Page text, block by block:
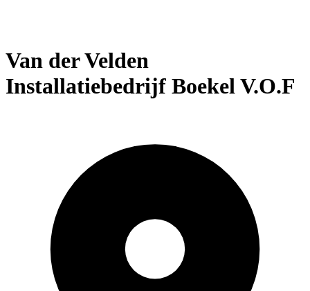
Van der Velden
Installatiebedrijf Boekel V.O.F